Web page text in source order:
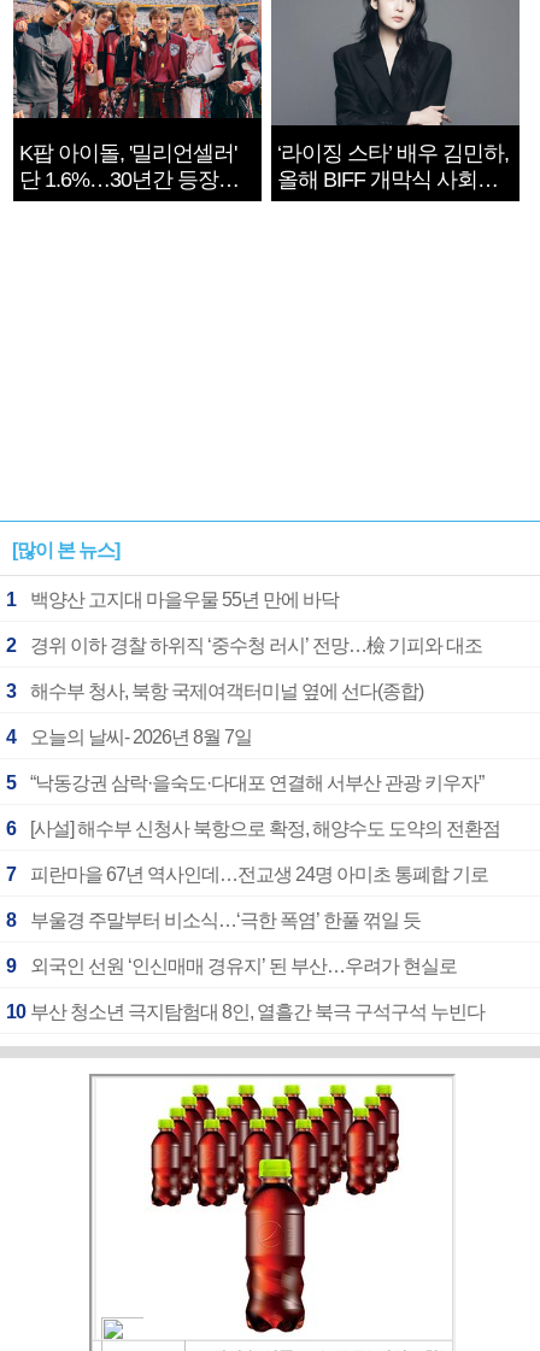
K팝 아이돌, '밀리언셀러'
단 1.6%…30년간 등장
1182개팀 전수조사
‘라이징 스타’ 배우 김민하,
올해 BIFF 개막식 사회자
확정
[많이 본 뉴스]
1 백양산 고지대 마을우물 55년 만에 바닥
2 경위 이하 경찰 하위직 ‘중수청 러시’ 전망…檢 기피와 대조
3 해수부 청사, 북항 국제여객터미널 옆에 선다(종합)
4 오늘의 날씨- 2026년 8월 7일
5 “낙동강권 삼락·을숙도·다대포 연결해 서부산 관광 키우자”
6 [사설] 해수부 신청사 북항으로 확정, 해양수도 도약의 전환점
7 피란마을 67년 역사인데…전교생 24명 아미초 통폐합 기로
8 부울경 주말부터 비소식…‘극한 폭염’ 한풀 꺾일 듯
9 외국인 선원 ‘인신매매 경유지’ 된 부산…우려가 현실로
10 부산 청소년 극지탐험대 8인, 열흘간 북극 구석구석 누빈다